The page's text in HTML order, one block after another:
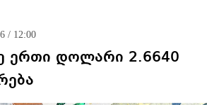
/ 12:00
ერთი დოლარი 2.6640